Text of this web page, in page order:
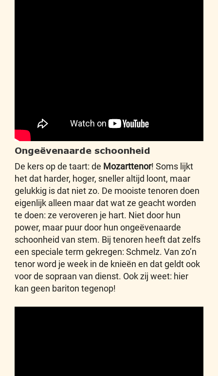
Ongeëvenaarde schoonheid
De kers op de taart: de Mozarttenor! Soms lijkt
het dat harder, hoger, sneller altijd loont, maar
gelukkig is dat niet zo. De mooiste tenoren doen
eigenlijk alleen maar dat wat ze geacht worden
te doen: ze veroveren je hart. Niet door hun
power, maar puur door hun ongeëvenaarde
schoonheid van stem. Bij tenoren heeft dat zelfs
een speciale term gekregen: Schmelz. Van zo’n
tenor word je week in de knieën en dat geldt ook
voor de sopraan van dienst. Ook zij weet: hier
kan geen bariton tegenop!